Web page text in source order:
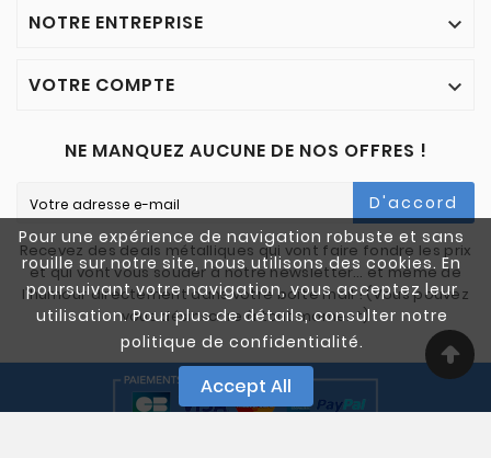
Pour une expérience de navigation robuste et sans
rouille sur notre site, nous utilisons des cookies. En
poursuivant votre navigation, vous acceptez leur
utilisation. Pour plus de détails, consulter notre
politique de confidentialité.
Accept All
NOTRE ENTREPRISE 
VOTRE COMPTE 
NE MANQUEZ AUCUNE DE NOS OFFRES !
D'accord
Recevez des deals métalliques qui vont faire fondre les prix
et qui vont vous souder à notre newsletter… et même de
l'humour directement dans votre boîte mail ! (Vous pouvez
vous désinscrire à tout moment)